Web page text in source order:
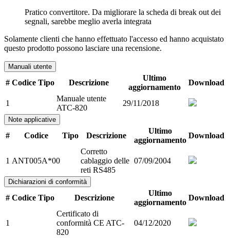
Pratico convertitore. Da migliorare la scheda di break out dei
segnali, sarebbe meglio averla integrata
Solamente clienti che hanno effettuato l'accesso ed hanno acquistato
questo prodotto possono lasciare una recensione.
Manuali utente
# Codice Tipo Descrizione
Ultimo
aggiornamento
Download
1
Manuale utente
ATC-820
29/11/2018
Note applicative
# Codice Tipo Descrizione
Ultimo
aggiornamento
Download
1 ANT005A*00
Corretto
cablaggio delle
reti RS485
07/09/2004
Dichiarazioni di conformità
# Codice Tipo Descrizione
Ultimo
aggiornamento
Download
1
Certificato di
conformità CE ATC-
820
04/12/2020